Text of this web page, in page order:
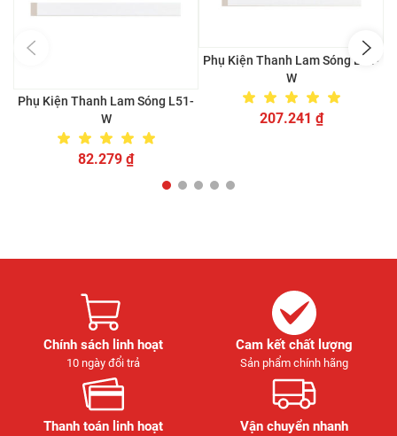
Phụ Kiện Thanh Lam Sóng L51-
W
82.279 ₫
Phụ Kiện Thanh Lam Sóng L54-
W
207.241 ₫
Chính sách linh hoạt
10 ngày đổi trả
Cam kết chất lượng
Sản phẩm chính hãng
Thanh toán linh hoạt Vận chuyển nhanh